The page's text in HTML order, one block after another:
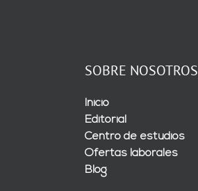
SOBRE NOSOTROS
Inicio
Editorial
Centro de estudios
Ofertas laborales
Blog